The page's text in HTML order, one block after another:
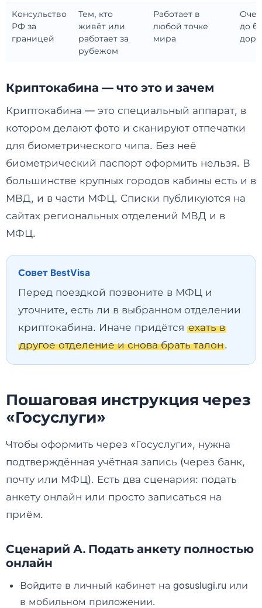
Консульство
РФ за
границей
Тем, кто
живёт или
работает за
рубежом
Работает в
любой точке
мира
до 6
Криптокабина — что это и зачем
Криптокабина — это специальный аппарат, в
котором делают фото и сканируют отпечатки
для биометрического чипа. Без неё
биометрический паспорт оформить нельзя. В
большинстве крупных городов кабины есть и в
МВД, и в части МФЦ. Списки публикуются на
сайтах региональных отделений МВД и в
МФЦ.
Совет BestVisa
Перед поездкой позвоните в МФЦ и
уточните, есть ли в выбранном отделении
криптокабина. Иначе придётся ехать в
другое отделение и снова брать талон.
Пошаговая инструкция через
«Госуслуги»
Чтобы оформить через «Госуслуги», нужна
подтверждённая учётная запись (через банк,
почту или МФЦ). Есть два сценария: подать
анкету онлайн или просто записаться на
приём.
Сценарий А. Подать анкету полностью
онлайн
Войдите в личный кабинет на gosuslugi.ru или
в мобильном приложении.